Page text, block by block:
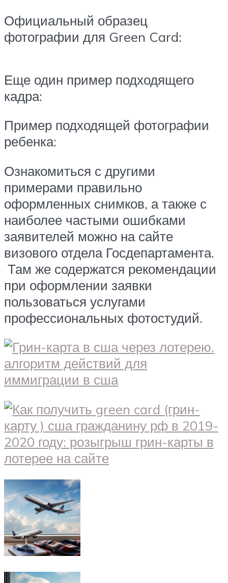
Официальный образец
фотографии для Green Card:
Еще один пример подходящего
кадра:
Пример подходящей фотографии
ребенка:
Ознакомиться с другими
примерами правильно
оформленных снимков, а также с
наиболее частыми ошибками
заявителей можно на сайте
визового отдела Госдепартамента.
Там же содержатся рекомендации
при оформлении заявки
пользоваться услугами
профессиональных фотостудий.